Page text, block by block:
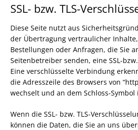
SSL- bzw. TLS-
Diese Seite nutzt aus
der Übertragung vertraulicher
Bestellungen oder Anfragen, die Sie
Seitenbetreiber senden, eine SSL-
Eine verschlüsselte Verbindung
die Adresszeile des Browsers von
wechselt und an dem Schloss-
Wenn die SSL- bzw. TLS-
können die Daten, die Sie an uns